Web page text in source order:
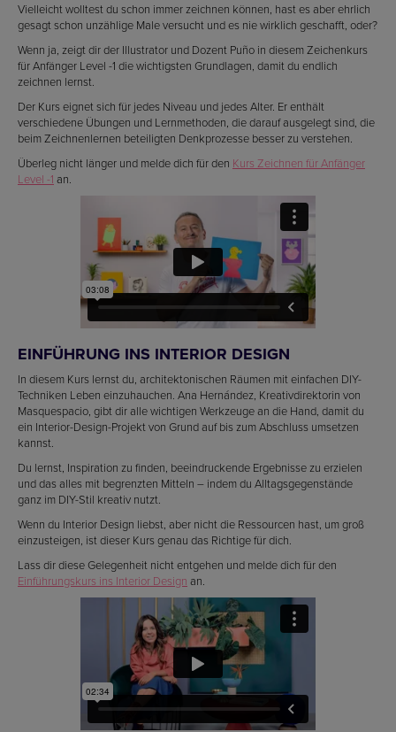
Vielleicht wolltest du schon immer zeichnen können, hast es aber ehrlich
gesagt schon unzählige Male versucht und es nie wirklich geschafft, oder?
Wenn ja, zeigt dir der Illustrator und Dozent Puño in diesem Zeichenkurs
für Anfänger Level -1 die wichtigsten Grundlagen, damit du endlich
zeichnen lernst.
Der Kurs eignet sich für jedes Niveau und jedes Alter. Er enthält
verschiedene Übungen und Lernmethoden, die darauf ausgelegt sind, die
beim Zeichnenlernen beteiligten Denkprozesse besser zu verstehen.
Überleg nicht länger und melde dich für den Kurs Zeichnen für Anfänger
Level -1 an.
EINFÜHRUNG INS INTERIOR DESIGN
In diesem Kurs lernst du, architektonischen Räumen mit einfachen DIY-
Techniken Leben einzuhauchen. Ana Hernández, Kreativdirektorin von
Masquespacio, gibt dir alle wichtigen Werkzeuge an die Hand, damit du
ein Interior-Design-Projekt von Grund auf bis zum Abschluss umsetzen
kannst.
Du lernst, Inspiration zu finden, beeindruckende Ergebnisse zu erzielen
und das alles mit begrenzten Mitteln – indem du Alltagsgegenstände
ganz im DIY-Stil kreativ nutzt.
Wenn du Interior Design liebst, aber nicht die Ressourcen hast, um groß
einzusteigen, ist dieser Kurs genau das Richtige für dich.
Lass dir diese Gelegenheit nicht entgehen und melde dich für den
Einführungskurs ins Interior Design an.